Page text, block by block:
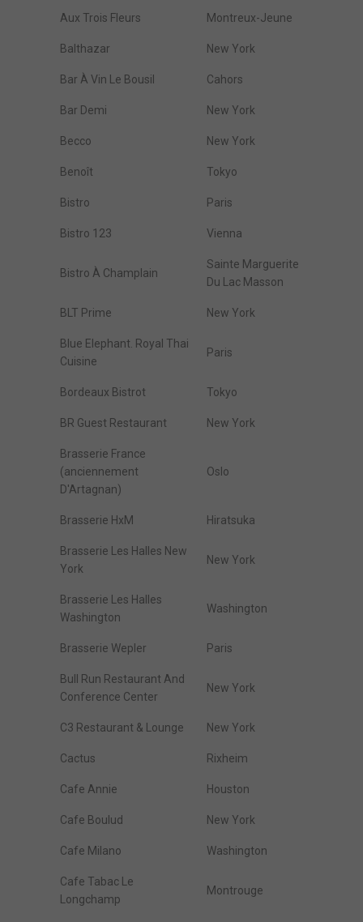
Aux Trois Fleurs Montreux-Jeune
Balthazar New York
Bar À Vin Le Bousil Cahors
Bar Demi New York
Becco New York
Benoît Tokyo
Bistro Paris
Bistro 123 Vienna
Bistro À Champlain
Sainte Marguerite
Du Lac Masson
BLT Prime New York
Blue Elephant. Royal Thai
Cuisine
Paris
Bordeaux Bistrot Tokyo
BR Guest Restaurant New York
Brasserie France
(anciennement
D'Artagnan)
Oslo
Brasserie HxM Hiratsuka
Brasserie Les Halles New
York
New York
Brasserie Les Halles
Washington
Washington
Brasserie Wepler Paris
Bull Run Restaurant And
Conference Center
New York
C3 Restaurant & Lounge New York
Cactus Rixheim
Cafe Annie Houston
Cafe Boulud New York
Cafe Milano Washington
Cafe Tabac Le
Longchamp
Montrouge